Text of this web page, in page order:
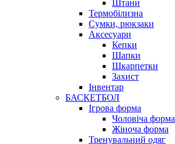
Штани
Термобілизна
Сумки, рюкзаки
Аксесуари
Кепки
Шапки
Шкарпетки
Захист
Інвентар
БАСКЕТБОЛ
Ігрова форма
Чоловіча форма
Жіноча форма
Тренувальний одяг